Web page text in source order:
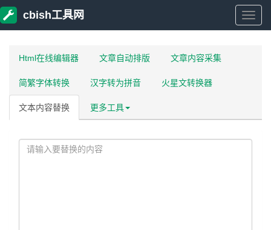
cbish
cbish工具网
Html在线编辑器 文章自动排版 文章内容采集
简繁字体转换 汉字转为拼音 火星文转换器
文本内容替换 更多工具